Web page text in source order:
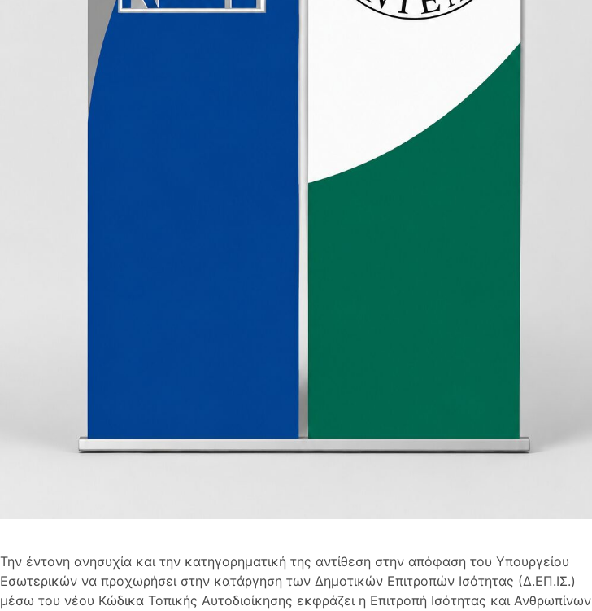
Την έντονη ανησυχία και την κατηγορηματική της αντίθεση στην απόφαση του Υπουργείου
Εσωτερικών να προχωρήσει στην κατάργηση των Δημοτικών Επιτροπών Ισότητας (Δ.ΕΠ.ΙΣ.)
μέσω του νέου Κώδικα Τοπικής Αυτοδιοίκησης εκφράζει η Επιτροπή Ισότητας και Ανθρωπίνων